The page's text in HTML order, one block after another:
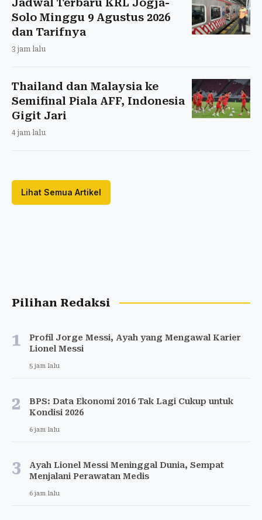
Solo Minggu 9 Agustus 2026
dan Tarifnya
3 jam lalu
Thailand dan Malaysia ke
Semifinal Piala AFF, Indonesia
Gigit Jari
4 jam lalu
Lihat Semua Artikel
Pilihan Redaksi
1
Profil Jorge Messi, Ayah yang Mengawal Karier
Lionel Messi
5 jam lalu
2
BPS: Data Ekonomi 2016 Tak Lagi Cukup untuk
Kondisi 2026
6 jam lalu
3
Ayah Lionel Messi Meninggal Dunia, Sempat
Menjalani Perawatan Medis
6 jam lalu